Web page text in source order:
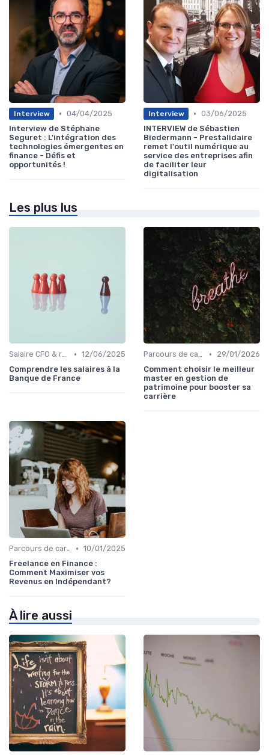
Interview • 04/04/2025
Interview de Stéphane
Seguret : L'intégration des
technologies émergentes en
finance - Défis et
opportunités !
Interview • 03/06/2025
INTERVIEW de Sébastien
Biedermann - Prestalidaire
remet l'outil numérique au
service des entreprises afin
de faciliter leur
digitalisation
Les plus lus
Salaire CFO & rémunération variable • 12/06/2025
Comprendre les salaires à la
Banque de France
Parcours de carrière en finance •
29/01/2026
Comment choisir le meilleur
master en gestion de
patrimoine pour booster sa
carrière
Parcours de carrière en finance • 10/01/2025
Freelance en Finance :
Comment Maximiser vos
Revenus en Indépendant?
À lire aussi